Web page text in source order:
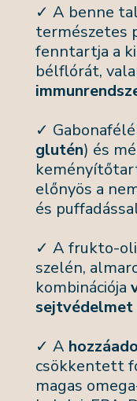
✓ A benne
természetes
fenntartja a
bélflórát,
✓
glutén) és
előnyös a
és
✓ A frukto-
szelén,
kombinációja
sejtvédelmet
✓ A
csökkentett
magas